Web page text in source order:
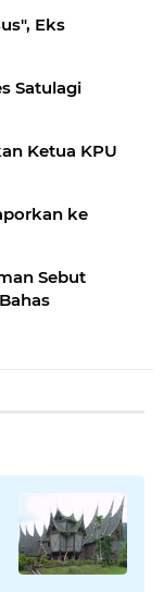
Eks
Satulagi
Ketua KPU
ke
Sebut